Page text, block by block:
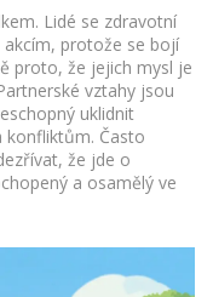
Lidé se zdravotní
protože se bojí
proto, že jejich mysl je
vztahy jsou
uklidnit
konfliktům. Často
že jde o
a osamělý ve